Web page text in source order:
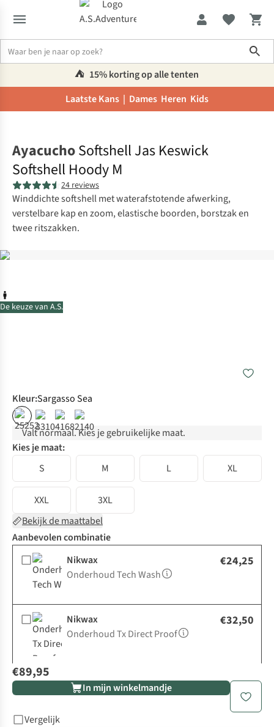
⛺️ 15% korting op alle tenten
Laatste Kans | Dames Heren Kids
De keuze van A.S.
AyacuchoSoftshell Jas Keswick
Softshell Hoody M
24 reviews
Winddichte softshell met waterafstotende afwerking,
verstelbare kap en zoom, elastische boorden, borstzak en
twee ritszakken.
Kleur:Sargasso Sea
Valt normaal. Kies je gebruikelijke maat.
Kies je maat:
S
M L XL
XXL
3XL
Bekijk de maattabel
Aanbevolen combinatie
Nikwax
Onderhoud Tech Wash
€24,25
Nikwax
Onderhoud Tx Direct Proof
€32,50
€89,95
In mijn winkelmandje
Vergelijk